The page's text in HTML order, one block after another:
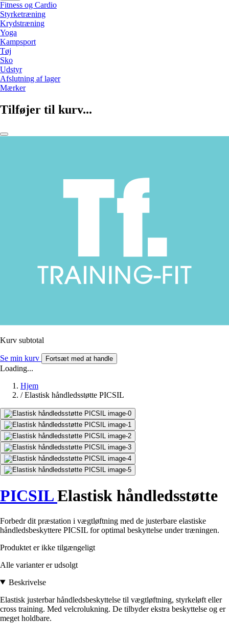
Fitness og Cardio
Styrketræning
Krydstræning
Yoga
Kampsport
Tøj
Sko
Udstyr
Afslutning af lager
Mærker
Tilføjer til kurv...
Kurv subtotal
Se min kurv Fortsæt med at handle
Loading...
Hjem
/ Elastisk håndledsstøtte PICSIL
PICSILElastisk håndledsstøtte
Forbedr dit præstation i vægtløftning med de justerbare elastiske
håndledsbeskyttere PICSIL for optimal beskyttelse under træningen.
Produktet er ikke tilgængeligt
Alle varianter er udsolgt
Beskrivelse
Elastisk justerbar håndledsbeskyttelse til vægtløftning, styrkeløft eller
cross training. Med velcrolukning. De tilbyder ekstra beskyttelse og er
meget holdbare.